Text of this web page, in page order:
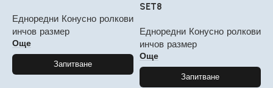
Едноредни Конусно ролкови
инчов размер
Още
Запитване
SET8
Едноредни Конусно ролкови
инчов размер
Още
Запитване